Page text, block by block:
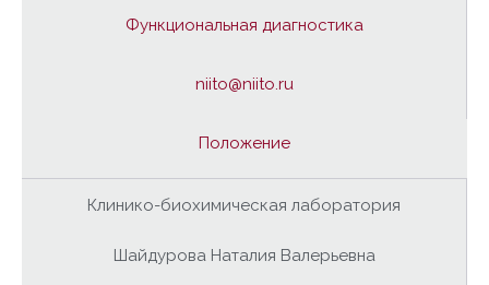
Функциональная диагностика
niito@niito.ru
Положение
Клинико-биохимическая лаборатория
Шайдурова Наталия Валерьевна